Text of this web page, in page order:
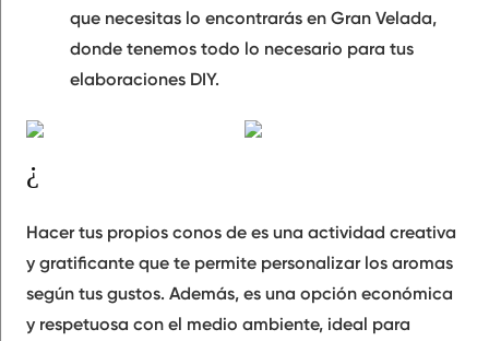
que necesitas lo encontrarás en Gran Velada,
donde tenemos todo lo necesario para tus
elaboraciones DIY.
¿Te ha gustado la receta y quieres probar a hacer tus propios Conos de Incienso con el Kit de Gran Velada?
Hacer tus propios conos de es una actividad creativa
y gratificante que te permite personalizar los aromas
según tus gustos. Además, es una opción económica
y respetuosa con el medio ambiente, ideal para